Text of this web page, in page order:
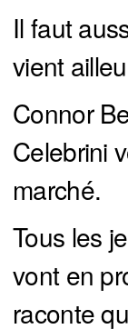
Il faut
vient
Connor
Celebrini
marché.
Tous les
vont en
raconte